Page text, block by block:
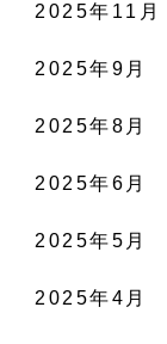
2025年11月
2025年9月
2025年8月
2025年6月
2025年5月
2025年4月